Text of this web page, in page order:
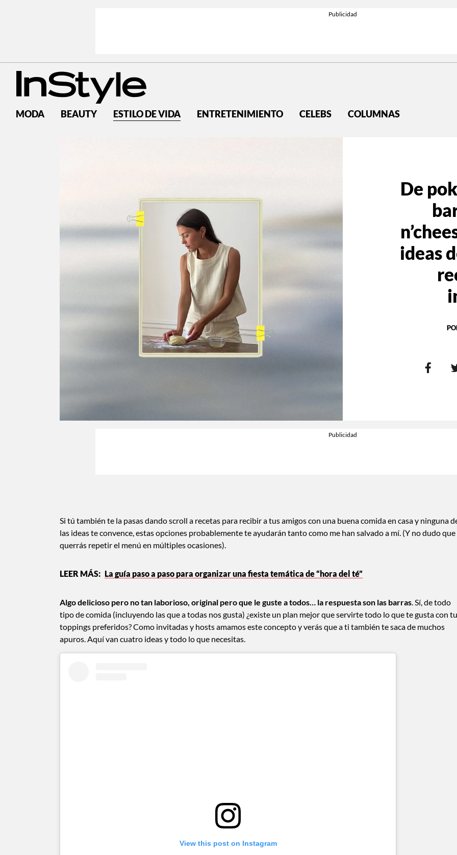
MODA BEAUTY ESTILO DE VIDA ENTRETENIMIENTO CELEBS COLUMNAS
De
ideas
Si tú también te la pasas dando scroll a recetas para recibir a tus amigos con una buena comida en casa y ninguna
las ideas te convence, estas opciones probablemente te ayudarán tanto como me han salvado a mí. (Y no dudo que
querrás repetir el menú en múltiples ocasiones).
La guía paso a paso para organizar una fiesta temática de “hora del té”
Algo delicioso pero no tan laborioso, original pero que le guste a todos… la respuesta son las barras . Sí, de todo
tipo de comida (incluyendo las que a todas nos gusta) ¿existe un plan mejor que servirte todo lo que te gusta con
toppings preferidos? Como invitadas y hosts amamos este concepto y verás que a ti también te saca de muchos
apuros. Aquí van cuatro ideas y todo lo que necesitas.
View this post on Instagram